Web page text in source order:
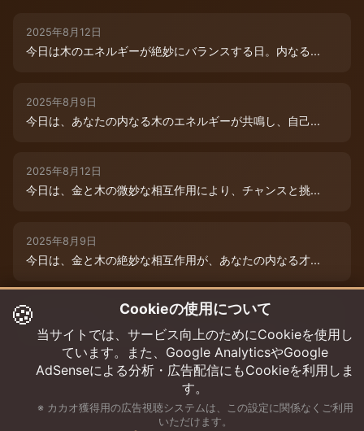
2025年8月12日
今日は木のエネルギーが絶妙にバランスする日。内なる...
2025年8月9日
今日は、あなたの内なる木のエネルギーが共鳴し、自己...
2025年8月12日
今日は、金と木の微妙な相互作用により、チャンスと挑...
2025年8月9日
今日は、金と木の絶妙な相互作用が、あなたの内なる才...
2025年8月12日
木と木が出会う今日は、成長エネルギーが絶好調！まる...
🍪 Cookieの使用について
当サイトでは、サービス向上のためにCookieを使用し
ています。また、Google AnalyticsやGoogle
AdSenseによる分析・広告配信にもCookieを利用しま
す。
※ カカオ獲得用の広告視聴システムは、この設定に関係なくご利用
いただけます。